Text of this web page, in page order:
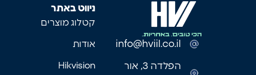
info@hviil.co.il
הפלדה 3, אור
ניווט באתר
קטלוג מוצרים
אודות
Hikvision